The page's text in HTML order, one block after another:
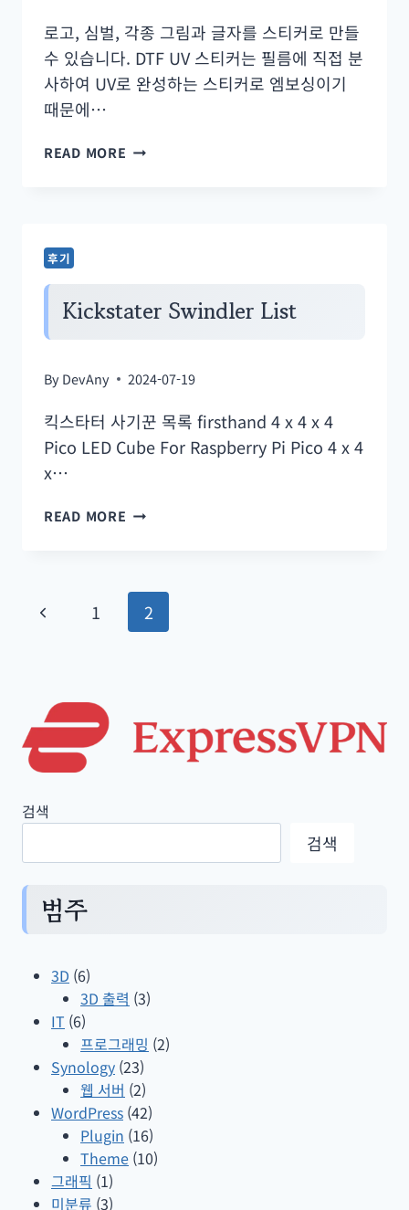
로고, 심벌, 각종 그림과 글자를 스티커로 만들
수 있습니다. DTF UV 스티커는 필름에 직접 분
사하여 UV로 완성하는 스티커로 엠보싱이기
때문에…
READ MORE DTF
주
작
러
스
후기
Kickstater Swindler List
ByDevAny 2024-07-19
킥스타터 사기꾼 목록 firsthand 4 x 4 x 4
Pico LED Cube For Raspberry Pi Pico 4 x 4
x…
READ MORE KICKSTATER
Page
navigation
Previous1 2
검색
검색
범주
3D (6)
3D 출력 (3)
IT (6)
프로그래밍 (2)
Synology (23)
웹 서버 (2)
WordPress (42)
Plugin (16)
Theme (10)
그래픽 (1)
미분류 (3)